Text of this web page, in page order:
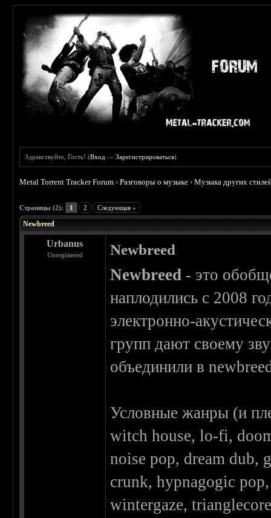
Здравствуйте, Гость! (Вход —Зарегистрироваться)
Metal Torrent Tracker Forum ›Разговоры о музыке ›Музыка других
Страницы (2): 1 2 Следующая »
Newbreed
Urbanus
Unregistered Newbreed
Newbreed - это
наплодились с 2008
электронно-
групп дают своему
объединили в
Условные жанры (и
witch house, lo-fi,
noise pop, dream dub,
crunk, hypnagogic
wintergaze,